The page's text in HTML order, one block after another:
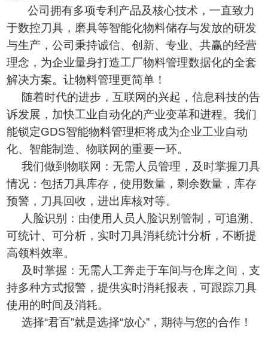
公司拥有多项专利产品及核心技术，一直致力
于数控刀具，磨具等智能化物料储存与发放的研发
与生产，公司秉持诚信、创新、专业、共赢的经营
理念，为企业量身打造工厂物料管理数据化的全套
解决方案。让物料管理更简单！
随着时代的进步，互联网的兴起，信息科技的告
诉发展，加快工业自动化的产业变革和进程。我们
能锁定GDS智能物料管理柜将成为企业工业自动
化、智能制造、物联网的重要一环。
我们做到物联网：无需人员管理，及时掌握刀具
情况：包括刀具库存，使用数量，剩余数量，库存
预警，刀具回收，进出库核对等。
人脸识别：由使用人员人脸识别管制，可追溯、
可统计、可分析，实时刀具消耗统计分析，不断提
高领料效率。
及时掌握：无需人工奔走于车间与仓库之间，支
持多种方式报警，提供实时消耗报表，可跟踪刀具
使用的时间及消耗。
选择“君百”就是选择“放心”，期待与您的合作！